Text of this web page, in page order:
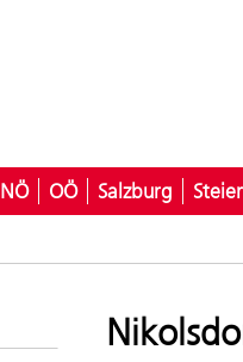
NÖ OÖ Salzburg